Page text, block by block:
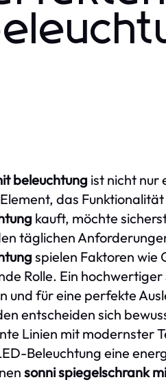
beleuchtung ist nicht nur
das
kauft, möchte
täglichen
spielen Faktoren wie
Rolle. Ein hochwertiger
und für eine perfekte
entscheiden sich
Linien mit modernster
Beleuchtung eine
sonni spiegelschrank